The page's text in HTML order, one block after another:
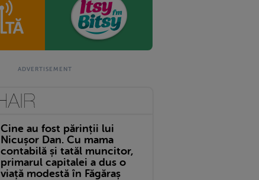
Cine au fost părinții lui
Nicușor Dan. Cu mama
contabilă și tatăl muncitor,
primarul capitalei a dus o
viață modestă în Făgăraș